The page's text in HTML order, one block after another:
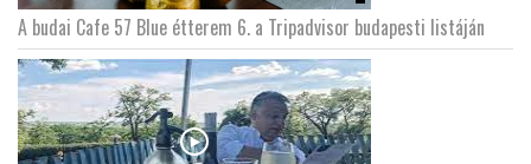
A budai Cafe 57 Blue étterem 6. a Tripadvisor budapesti listáján